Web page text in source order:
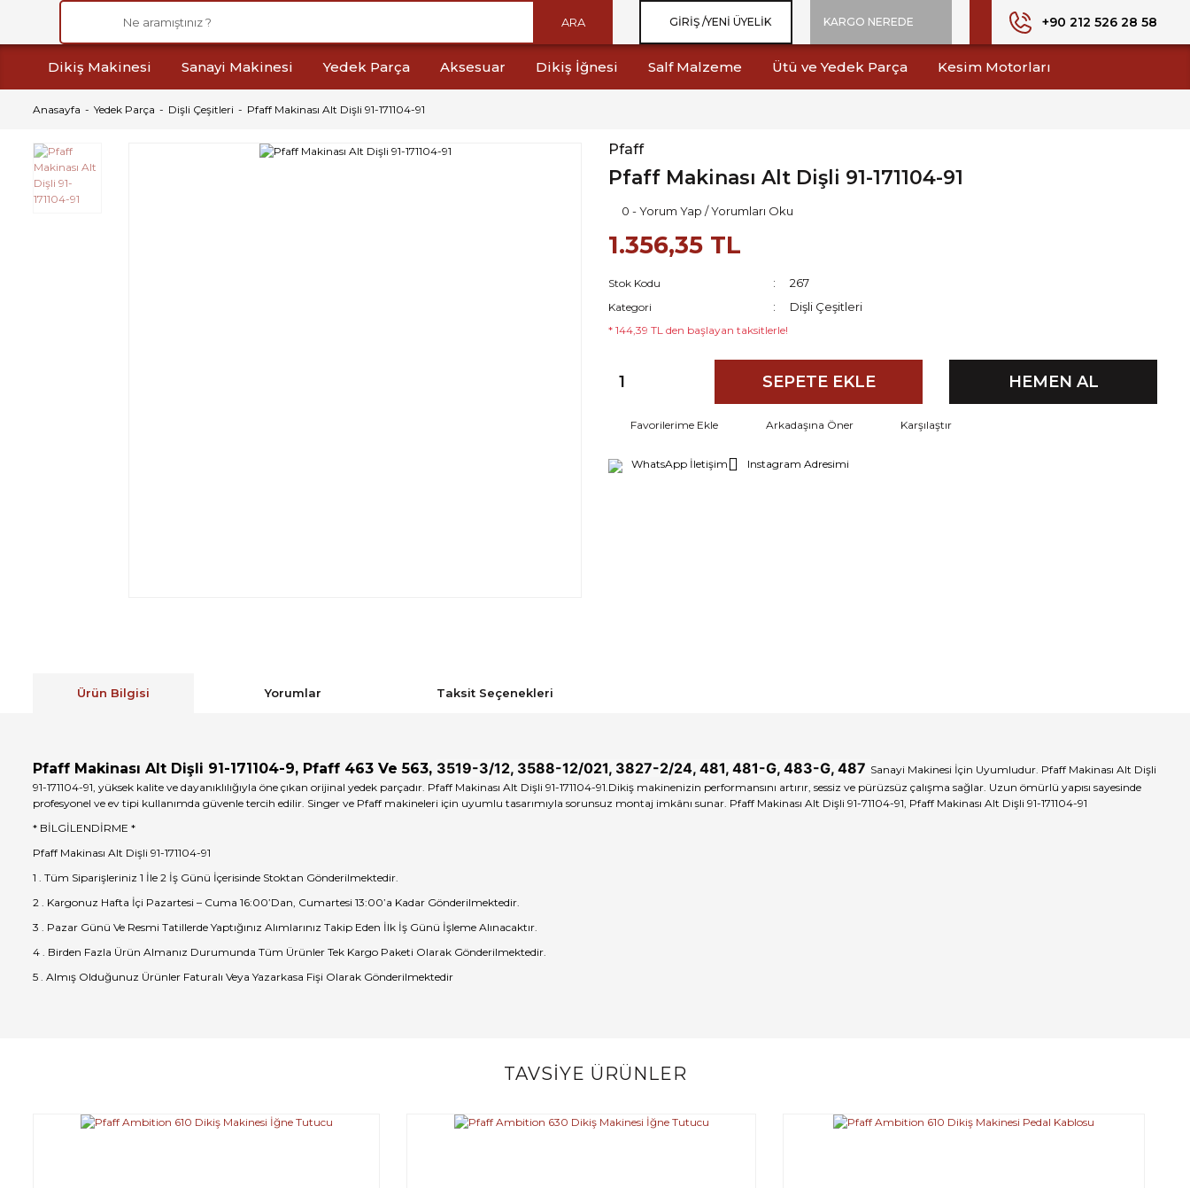
ARA GIRIŞ /YENI ÜYELIK KARGO NEREDE +90 212 526 28 58
Dikiş Makinesi Sanayi Makinesi Yedek Parça Aksesuar Dikiş İğnesi Salf Malzeme Ütü ve Yedek Parça Kesim Motorları
Anasayfa Yedek Parça Dişli Çeşitleri Pfaff Makinası Alt Dişli 91-171104-91
Pfaff
Pfaff Makinası Alt Dişli 91-171104-91
0 - Yorum Yap / Yorumları Oku
1.356,35 TL
Stok Kodu 267
Kategori Dişli Çeşitleri
* 144,39 TL den başlayan taksitlerle!
SEPETE EKLE HEMEN AL
Arkadaşına Öner Karşılaştır
WhatsApp İletişim Instagram Adresimi
Ürün Bilgisi Yorumlar Taksit Seçenekleri
Pfaff Makinası Alt Dişli 91-171104-9, Pfaff 463 Ve 563, 3519-3/12, 3588-12/021, 3827-2/24, 481, 481-G, 483-G, 487 Sanayi Makinesi İçin Uyumludur. Pfaff Makinası Alt Dişli
91-171104-91, yüksek kalite ve dayanıklılığıyla öne çıkan orijinal yedek parçadır. Pfaff Makinası Alt Dişli 91-171104-91.Dikiş makinenizin performansını artırır, sessiz ve pürüzsüz çalışma sağlar. Uzun ömürlü yapısı sayesinde
profesyonel ve ev tipi kullanımda güvenle tercih edilir. Singer ve Pfaff makineleri için uyumlu tasarımıyla sorunsuz montaj imkânı sunar. Pfaff Makinası Alt Dişli 91-71104-91, Pfaff Makinası Alt Dişli 91-171104-91
* BİLGİLENDİRME *
Pfaff Makinası Alt Dişli 91-171104-91
1 . Tüm Siparişleriniz 1 İle 2 İş Günü İçerisinde Stoktan Gönderilmektedir.
2 . Kargonuz Hafta İçi Pazartesi – Cuma 16:00’Dan, Cumartesi 13:00’a Kadar Gönderilmektedir.
3 . Pazar Günü Ve Resmi Tatillerde Yaptığınız Alımlarınız Takip Eden İlk İş Günü İşleme Alınacaktır.
4 . Birden Fazla Ürün Almanız Durumunda Tüm Ürünler Tek Kargo Paketi Olarak Gönderilmektedir.
5 . Almış Olduğunuz Ürünler Faturalı Veya Yazarkasa Fişi Olarak Gönderilmektedir
Bu ürüne ilk yorumu siz yapın!
TAVSİYE ÜRÜNLER